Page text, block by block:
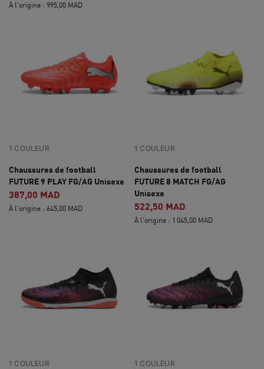
À l'origine : 995,00 MAD
1 COULEUR
Chaussures de football
FUTURE 9 PLAY FG/AG Unisexe
387,00 MAD
À l'origine : 645,00 MAD
1 COULEUR
Chaussures de football
FUTURE 8 MATCH FG/AG
Unisexe
522,50 MAD
À l'origine : 1 045,00 MAD
1 COULEUR 1 COULEUR